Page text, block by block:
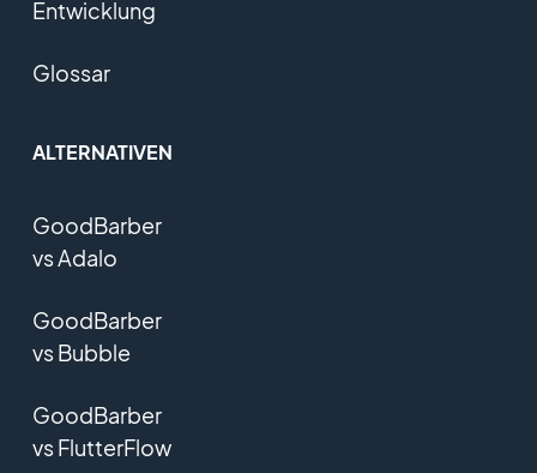
Entwicklung
Glossar
ALTERNATIVEN
GoodBarber
vs Adalo
GoodBarber
vs Bubble
GoodBarber
vs FlutterFlow